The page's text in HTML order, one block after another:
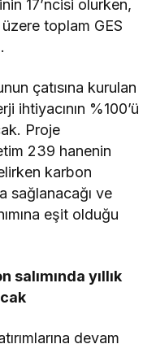
17’ncisi olurken,
toplam GES
çatısına kurulan
ihtiyacının %100’ü
Proje
239 hanenin
karbon
sağlanacağı ve
eşit olduğu
salımında yıllık
devam